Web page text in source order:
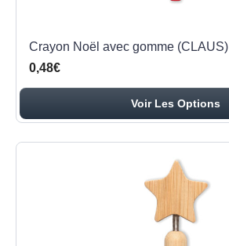
Crayon Noël avec gomme (CLAUS)
0,48€
Voir Les Options